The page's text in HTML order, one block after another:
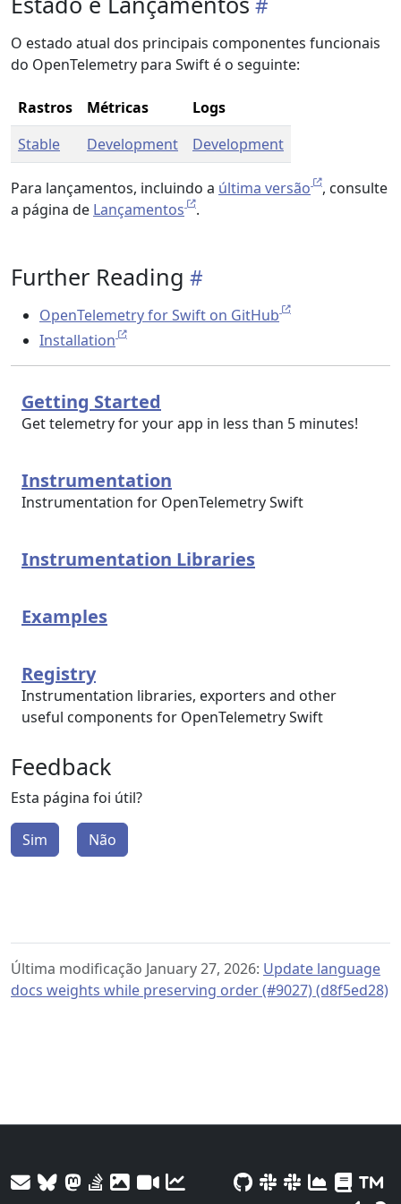
O estado atual dos principais componentes funcionais
do OpenTelemetry para Swift é o seguinte:
Rastros Métricas
Logs
Stable
Development Development
Para lançamentos, incluindo a última versão
, consulte
a página de Lançamentos .
Further Reading
OpenTelemetry for Swift on GitHub
Installation
Getting Started
Get telemetry for your app in less than 5 minutes!
Instrumentation
Instrumentation for OpenTelemetry Swift
Instrumentation Libraries
Examples
Registry
Instrumentation libraries, exporters and other
useful components for OpenTelemetry Swift
Feedback
Esta página foi útil?
Sim Não
Última modificação January 27, 2026: Update language
docs weights while preserving order (#9027) (d8f5ed28)